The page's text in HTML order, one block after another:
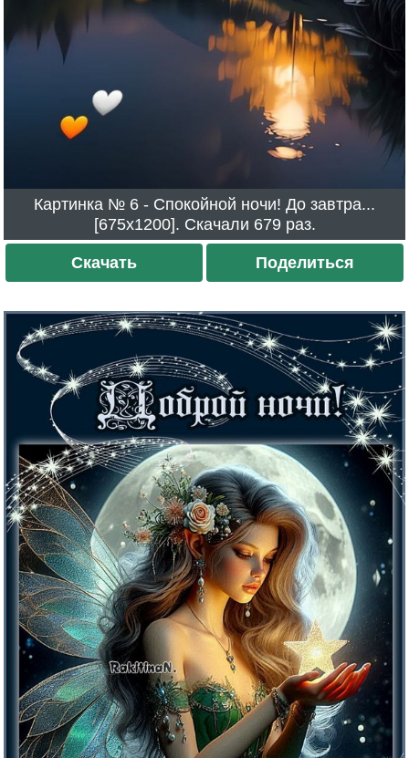
Картинка № 6 - Спокойной ночи! До завтра...
[675x1200]. Скачали 679 раз.
Скачать Поделиться